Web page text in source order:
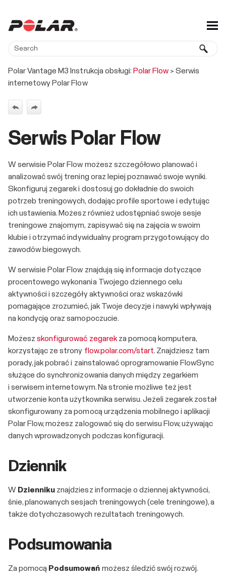
Skip To Main Content
Polar Vantage M3 Instrukcja obsługi: Polar Flow >Serwis
internetowy Polar Flow
Serwis Polar Flow
W serwisie Polar Flow możesz szczegółowo planować i
analizować swój trening oraz lepiej poznawać swoje wyniki.
Skonfiguruj zegarek i dostosuj go dokładnie do swoich
potrzeb treningowych, dodając profile sportowe i edytując
ich ustawienia. Możesz również udostępniać swoje sesje
treningowe znajomym, zapisywać się na zajęcia w swoim
klubie i otrzymać indywidualny program przygotowujący do
zawodów biegowych.
W serwisie Polar Flow znajdują się informacje dotyczące
procentowego wykonania Twojego dziennego celu
aktywności i szczegóły aktywności oraz wskazówki
pomagające zrozumieć, jak Twoje decyzje i nawyki wpływają
na kondycję oraz samopoczucie.
Możeszskonfigurować zegarekza pomocą komputera,
korzystając ze strony flow.polar.com/start. Znajdziesz tam
porady, jak pobrać i zainstalować oprogramowanie FlowSync
służące do synchronizowania danych między zegarkiem
i serwisem internetowym. Na stronie możliwe też jest
utworzenie konta użytkownika serwisu. Jeżeli zegarek został
skonfigurowany za pomocą urządzenia mobilnego i aplikacji
Polar Flow, możesz zalogować się do serwisu Flow, używając
danych wprowadzonych podczas konfiguracji.
Dziennik
W Dzienniku znajdziesz informacje o dziennej aktywności,
śnie, planowanych sesjach treningowych (cele treningowe), a
także dotychczasowych rezultatach treningowych.
Podsumowania
Za pomocą Podsumowań możesz śledzić swój rozwój.